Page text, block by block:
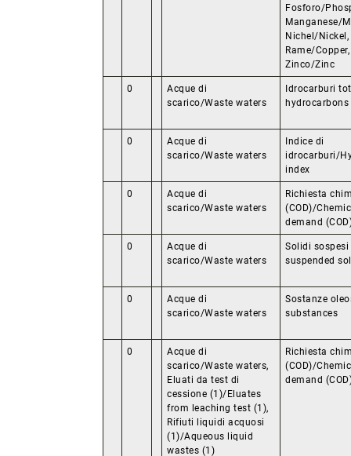
Fosforo/
Manganese/
Nichel/
Rame/
Zinco/Zinc
0
Acque di
scarico/Waste waters
Idrocarburi
hydrocarbons
0
Acque di
scarico/Waste waters
Indice di
idrocarburi/
index
0
Acque di
scarico/Waste waters
Richiesta
(COD)/
demand
0
Acque di
scarico/Waste waters
Solidi
suspended
0
Acque di
scarico/Waste waters
Sostanze
substances
0
Acque di
scarico/Waste waters,
Eluati da test di
cessione (1)/Eluates
from leaching test (1),
Rifiuti liquidi acquosi
(1)/Aqueous liquid
wastes (1)
Richiesta
(COD)/
demand